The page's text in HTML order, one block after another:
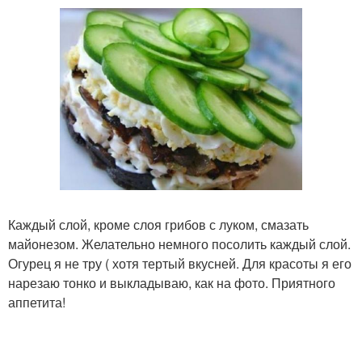
Каждый слой, кроме слоя грибов с луком, смазать
майонезом. Желательно немного посолить каждый слой.
Огурец я не тру ( хотя тертый вкусней. Для красоты я его
нарезаю тонко и выкладываю, как на фото. Приятного
аппетита!